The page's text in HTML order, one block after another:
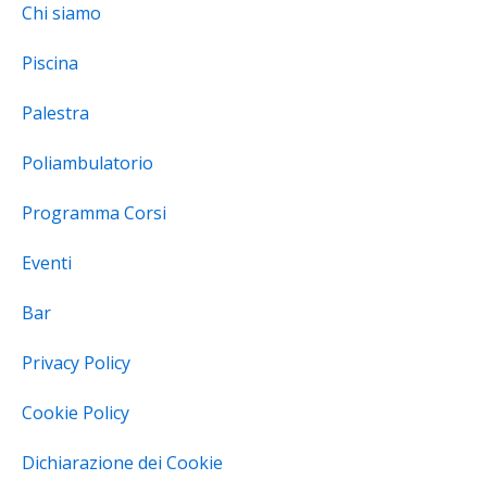
Chi siamo
Piscina
Palestra
Poliambulatorio
Programma Corsi
Eventi
Bar
Privacy Policy
Cookie Policy
Dichiarazione dei Cookie